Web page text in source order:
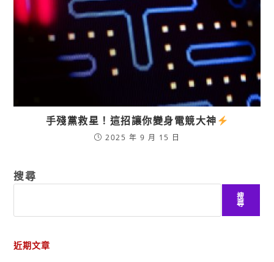
手殘黨救星！這招讓你變身電競大神
2025 年 9 月 15 日
搜尋
搜
尋
近期文章